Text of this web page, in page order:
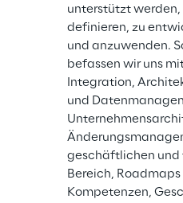
unterstützt werden,
definieren, zu
und anzuwenden.
befassen wir uns
Integration,
und
geschäftlichen und
Bereich, Roadmaps
Kompetenzen,